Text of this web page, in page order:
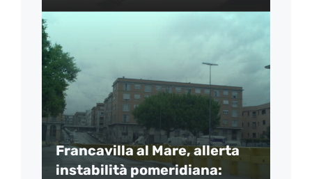
Francavilla al Mare, allerta
instabilità pomeridiana: